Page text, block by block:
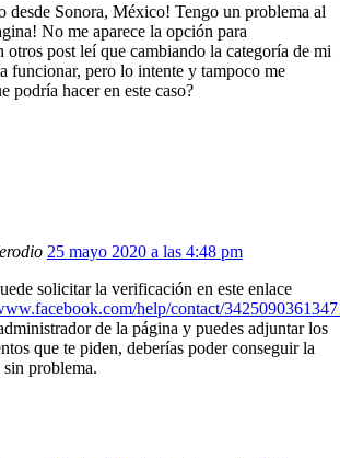
desde Sonora, México! Tengo un problema al
No me aparece la opción para
otros post leí que cambiando la categoría de mi
funcionar, pero lo intente y tampoco me
podría hacer en este caso?
25 mayo 2020 a las 4:48 pm
solicitar la verificación en este enlace
help/contact/
de la página y puedes adjuntar los
que te piden, deberías poder conseguir la
problema.